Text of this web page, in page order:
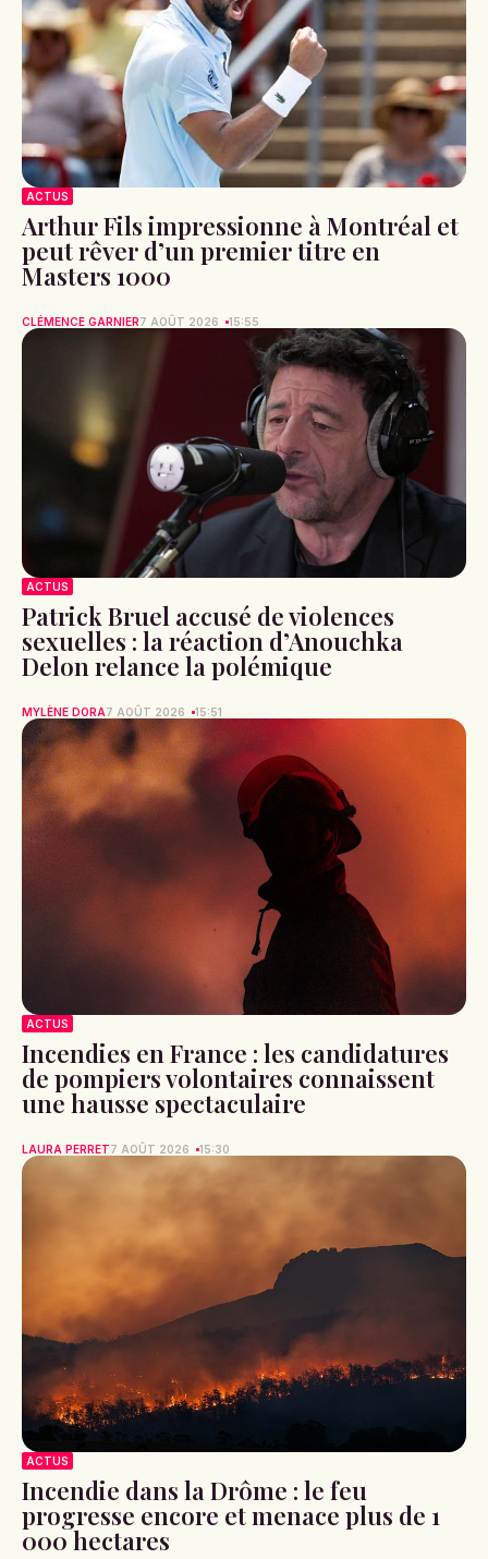
ACTUS
Arthur Fils impressionne à Montréal et
peut rêver d’un premier titre en
Masters 1000
CLÉMENCE GARNIER7 AOÛT 2026 15:55
ACTUS
Patrick Bruel accusé de violences
sexuelles : la réaction d’Anouchka
Delon relance la polémique
MYLÈNE DORA7 AOÛT 2026 15:51
ACTUS
Incendies en France : les candidatures
de pompiers volontaires connaissent
une hausse spectaculaire
LAURA PERRET7 AOÛT 2026 15:30
ACTUS
Incendie dans la Drôme : le feu
progresse encore et menace plus de 1
000 hectares